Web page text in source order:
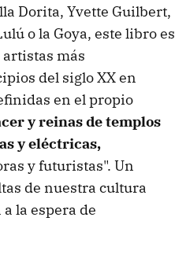
Dorita, Yvette Guilbert,
o la Goya, este libro es
más
del siglo XX en
en el propio
y reinas de templos
y eléctricas,
y futuristas". Un
de nuestra cultura
la espera de